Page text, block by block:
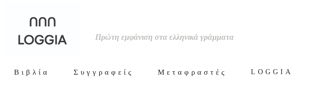
Πρώτη εμφάνιση στα ελληνικά γράμματα
Βιβλία Συγγραφείς Μεταφραστές LOGGIA